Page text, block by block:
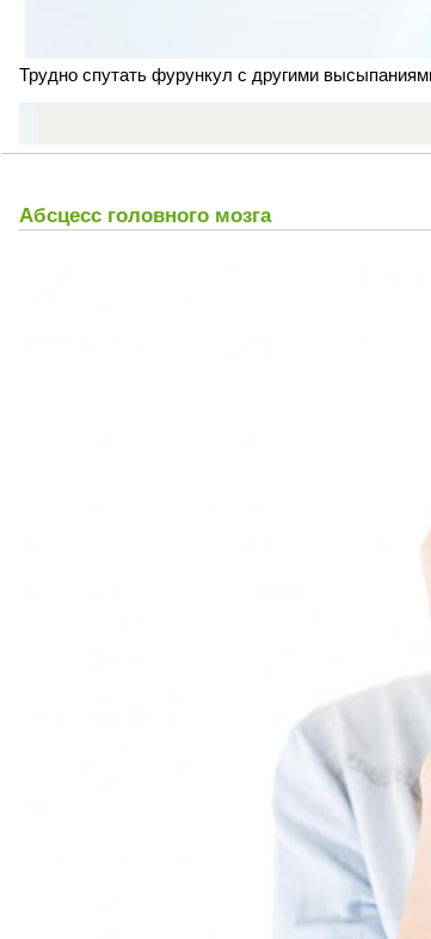
Трудно спутать фурункул с другими
Абсцесс головного мозга